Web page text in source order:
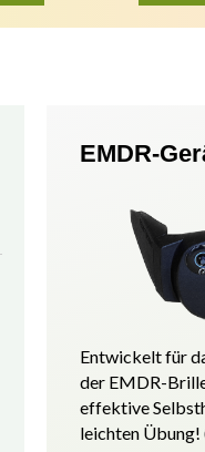
EMDR-
Entwickelt für
der EMDR-
effektive
leichten Übung!